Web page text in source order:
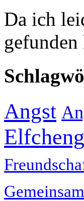
Da ich
gefunden
Angst